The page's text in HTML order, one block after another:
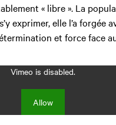
« libre ». La
exprimer, elle l’a forgée
et force face
Vimeo is disabled.
Allow